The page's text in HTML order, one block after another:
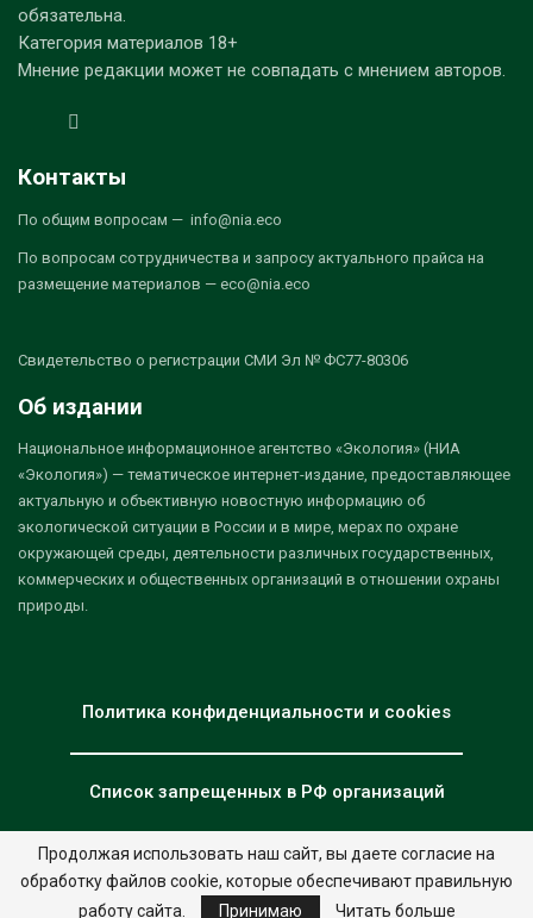
обязательна.
Категория материалов 18+
Мнение редакции может не совпадать с мнением авторов.
Контакты
По общим вопросам — info@nia.eco
По вопросам сотрудничества и запросу актуального прайса на
размещение материалов — eco@nia.eco
Свидетельство о регистрации СМИ Эл № ФС77-80306
Об издании
Национальное информационное агентство «Экология» (НИА
«Экология») — тематическое интернет-издание, предоставляющее
актуальную и объективную новостную информацию об
экологической ситуации в России и в мире, мерах по охране
окружающей среды, деятельности различных государственных,
коммерческих и общественных организаций в отношении охраны
природы.
Политика конфиденциальности и cookies
Список запрещенных в РФ организаций
© 2026 - НИА "Экология". Все права защищены. Дизайн:nia.eco
Продолжая использовать наш сайт, вы даете согласие на
обработку файлов cookie, которые обеспечивают правильную
работу сайта.
Принимаю Читать больше